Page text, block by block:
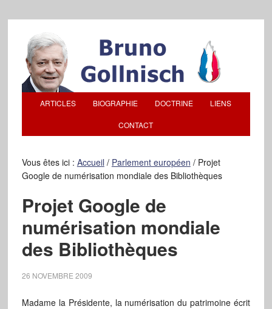
ARTICLES BIOGRAPHIE DOCTRINE LIENS
CONTACT
Vous êtes ici : Accueil / Parlement européen /Projet
Google de numérisation mondiale des Bibliothèques
Projet Google de
numérisation mondiale
des Bibliothèques
26 NOVEMBRE 2009
Madame la Présidente, la numérisation du patrimoine écrit